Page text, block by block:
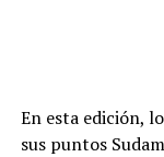
En esta edición,
sus puntos